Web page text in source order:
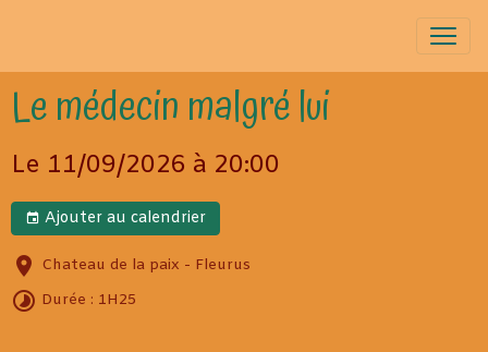
Le médecin malgré lui
Le 11/09/2026 à 20:00
Ajouter au calendrier
Chateau de la paix - Fleurus
Durée : 1H25